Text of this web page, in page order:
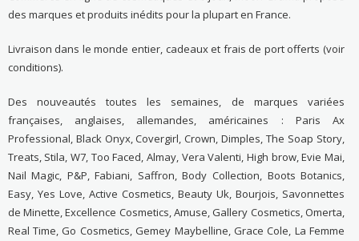
des marques et produits inédits pour la plupart en France.
Livraison dans le monde entier, cadeaux et frais de port offerts (voir
conditions).
Des nouveautés toutes les semaines, de marques variées
françaises, anglaises, allemandes, américaines : Paris Ax
Professional, Black Onyx, Covergirl, Crown, Dimples, The Soap Story,
Treats, Stila, W7, Too Faced, Almay, Vera Valenti, High brow, Evie Mai,
Nail Magic, P&P, Fabiani, Saffron, Body Collection, Boots Botanics,
Easy, Yes Love, Active Cosmetics, Beauty Uk, Bourjois, Savonnettes
de Minette, Excellence Cosmetics, Amuse, Gallery Cosmetics, Omerta,
Real Time, Go Cosmetics, Gemey Maybelline, Grace Cole, La Femme